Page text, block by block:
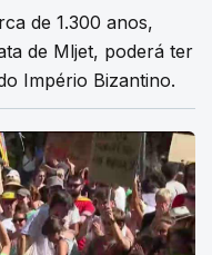
de 1.300 anos,
de Mljet, poderá ter
Império Bizantino.